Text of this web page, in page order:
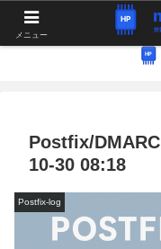
WordPress
Postfix/
10-30 08:18
Postfix-log
メニュー